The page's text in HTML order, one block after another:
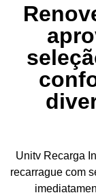
Unitv Recarga
recarrague com